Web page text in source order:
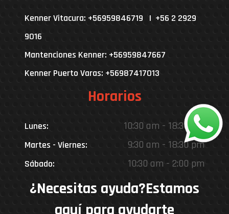
Kenner Vitacura: +56959846719 | +56 2 2929
9016
Mantenciones Kenner: +56959847667
Kenner Puerto Varas: +56987417013
Horarios
Lunes: 10:30 am - 18:30 pm
Martes - Viernes: 9:30 am - 18:30 pm
Sábado: 10:30 am - 2:00 pm
¿Necesitas ayuda?Estamos
aquí para ayudarte